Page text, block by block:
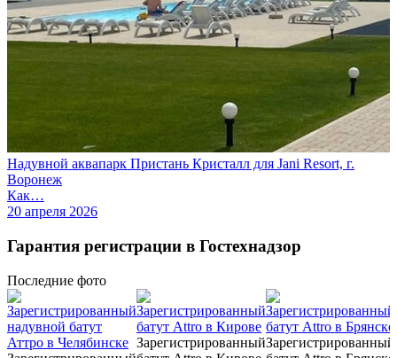
Надувной аквапарк Пристань Кристалл для Jani Resort, г.
Воронеж
Как…
20 апреля 2026
Гарантия регистрации в Гостехнадзор
Последние фото
ЗарегистрированныйЗарегистрированный